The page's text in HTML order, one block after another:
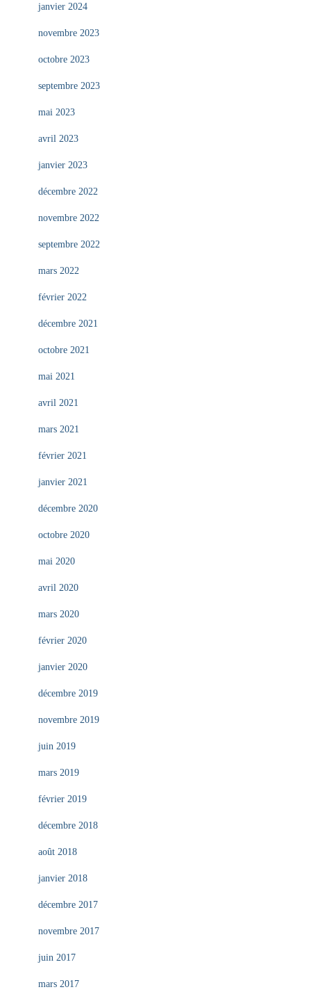
janvier 2024
novembre 2023
octobre 2023
septembre 2023
mai 2023
avril 2023
janvier 2023
décembre 2022
novembre 2022
septembre 2022
mars 2022
février 2022
décembre 2021
octobre 2021
mai 2021
avril 2021
mars 2021
février 2021
janvier 2021
décembre 2020
octobre 2020
mai 2020
avril 2020
mars 2020
février 2020
janvier 2020
décembre 2019
novembre 2019
juin 2019
mars 2019
février 2019
décembre 2018
août 2018
janvier 2018
décembre 2017
novembre 2017
juin 2017
mars 2017